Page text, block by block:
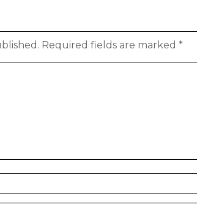
Required fields are marked *